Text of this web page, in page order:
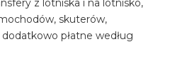
z lotniska i na lotnisko,
skuterów,
płatne według